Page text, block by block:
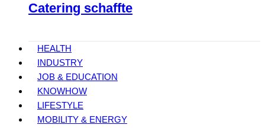
Catering schaffte
HEALTH
INDUSTRY
JOB & EDUCATION
KNOWHOW
LIFESTYLE
MOBILITY & ENERGY